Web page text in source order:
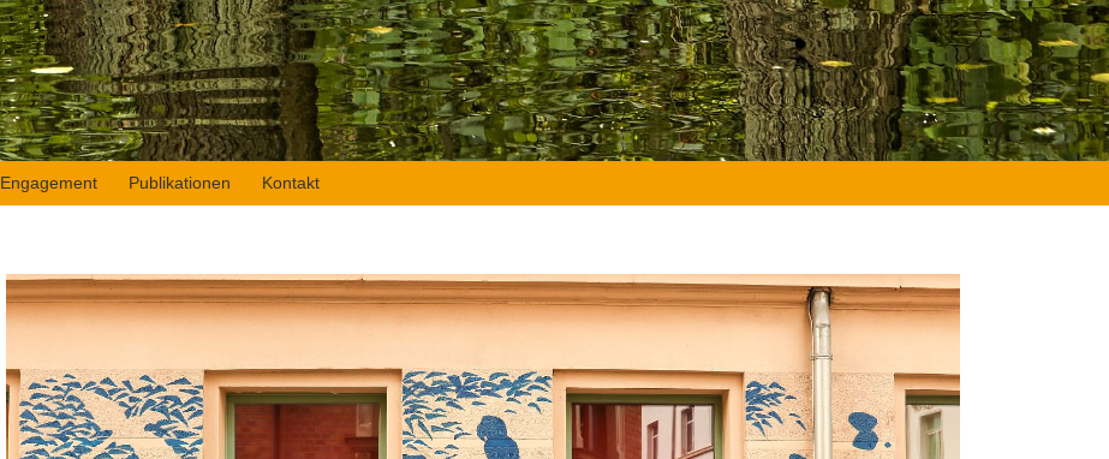
Engagement Publikationen Kontakt